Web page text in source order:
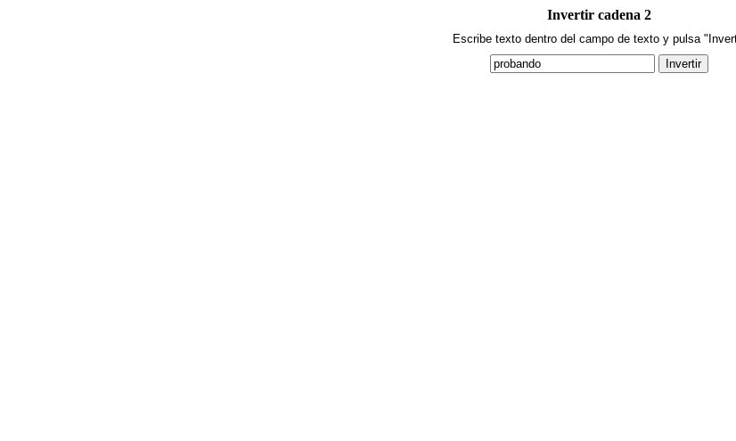
Invertir cadena 2
Escribe texto dentro del campo de texto y pulsa